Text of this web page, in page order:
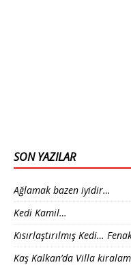
SON YAZILAR
Ağlamak bazen iyidir…
Kedi Kamil…
Kısırlaştırılmış Kedi…
Kaş Kalkan’da Villa